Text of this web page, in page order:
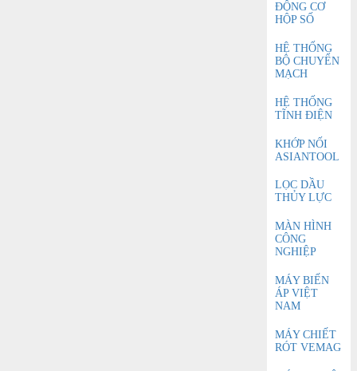
ĐỘNG CƠ
HỘP SỐ
HỆ THỐNG
BỘ CHUYỂN
MẠCH
HỆ THỐNG
TĨNH ĐIỆN
KHỚP NỐI
ASIANTOOL
LỌC DẦU
THỦY LỰC
MÀN HÌNH
CÔNG
NGHIỆP
MÁY BIẾN
ÁP VIỆT
NAM
MÁY CHIẾT
RÓT VEMAG